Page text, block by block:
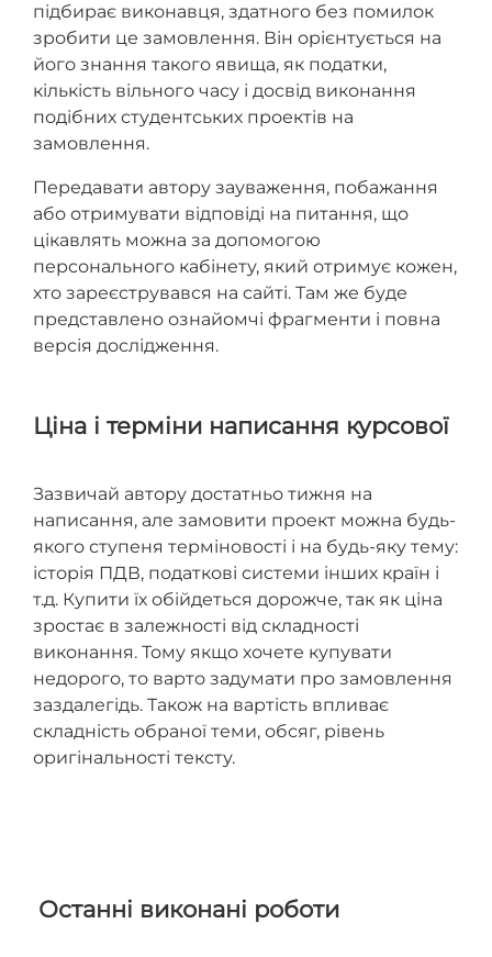
підбирає виконавця, здатного без помилок
зробити це замовлення. Він орієнтується на
його знання такого явища, як податки,
кількість вільного часу і досвід виконання
подібних студентських проектів на
замовлення.
Передавати автору зауваження, побажання
або отримувати відповіді на питання, що
цікавлять можна за допомогою
персонального кабінету, який отримує кожен,
хто зареєструвався на сайті. Там же буде
представлено ознайомчі фрагменти і повна
версія дослідження.
Ціна і терміни написання курсової
Зазвичай автору достатньо тижня на
написання, але замовити проект можна будь-
якого ступеня терміновості і на будь-яку тему:
історія ПДВ, податкові системи інших країн і
т.д. Купити їх обійдеться дорожче, так як ціна
зростає в залежності від складності
виконання. Тому якщо хочете купувати
недорого, то варто задумати про замовлення
заздалегідь. Також на вартість впливає
складність обраної теми, обсяг, рівень
оригінальності тексту.
Останні виконані роботи